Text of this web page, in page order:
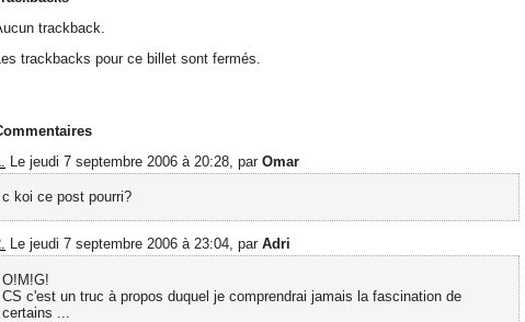
trackback.
trackbacks pour ce billet sont fermés.
Le jeudi 7 septembre 2006 à 20:28, par Omar
c koi ce post pourri?
Le jeudi 7 septembre 2006 à 23:04, par Adri
O!M!G!
CS c'est un truc à propos duquel je comprendrai jamais la fascination de
certains ...